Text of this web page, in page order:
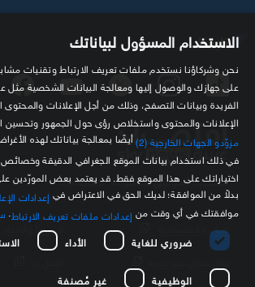
تابعنا
مصدرك الموثوق للمعلومة الاقتصادية
سياسة الخصوصية الشروط والأحكام
الاستخدام المسؤول لبياناتك
نحن وشركاؤنا نستخدم ملفات تعريف الارتباط وتقنيات
الفريدة وبيانات التصفح، وذلك من أجل الإعلانات
الإعلانات والمحتوى واستخلاص رؤى حول الجمهور وتحسين
مزوّدو الجهات الخارجية (2)
أيضًا بمعالجة بياناتك لهذه
في ذلك استخدام بيانات الموقع الجغرافي الدقيقة وخصائص
اختياراتك على هذا الموقع فقط. قد يعتمد بعض المورّدين
بدلاً من الموافقة؛ لديك الحق في الاعتراض في إعدادات
موافقتك في أي وقت من إعدادات ملفات تعريف الارتباط
ضروري للغاية
الأداء
الوظيفية غير مُصنفة